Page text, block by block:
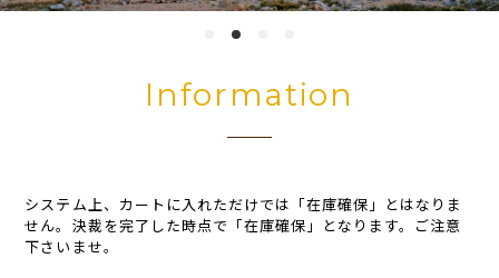
Information
システム上、カートに入れただけでは「在庫確保」とはなりま
せん。決裁を完了した時点で「在庫確保」となります。ご注意
下さいませ。